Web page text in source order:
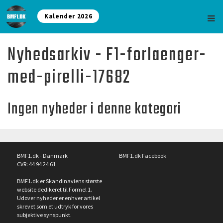
Kalender 2026
Nyhedsarkiv - F1-forlaenger-
med-pirelli-17682
Ingen nyheder i denne kategori
BMF1.dk - Danmark
CVR: 44 94 24 61
BMF1.dk er Skandinaviens største
website dedikeret til Formel 1.
Udover nyheder er enhver artikel
skrevet som et udtryk for vores
subjektive synspunkt.
BMF1.dk Facebook